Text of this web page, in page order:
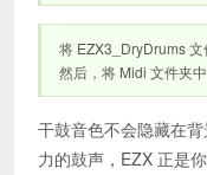
将 EZX3_DryDrums 文
然后，将 Midi 文件夹
干鼓音色不会隐藏在
力的鼓声，EZX 正是